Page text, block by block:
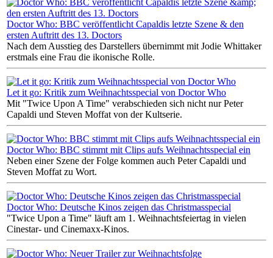
Doctor Who: BBC veröffentlicht Capaldis letzte Szene & den
ersten Auftritt des 13. Doctors
Nach dem Ausstieg des Darstellers übernimmt mit Jodie Whittaker
erstmals eine Frau die ikonische Rolle.
Let it go: Kritik zum Weihnachtsspecial von Doctor Who
Mit "Twice Upon A Time" verabschieden sich nicht nur Peter
Capaldi und Steven Moffat von der Kultserie.
Doctor Who: BBC stimmt mit Clips aufs Weihnachtsspecial ein
Neben einer Szene der Folge kommen auch Peter Capaldi und
Steven Moffat zu Wort.
Doctor Who: Deutsche Kinos zeigen das Christmasspecial
"Twice Upon a Time" läuft am 1. Weihnachtsfeiertag in vielen
Cinestar- und Cinemaxx-Kinos.